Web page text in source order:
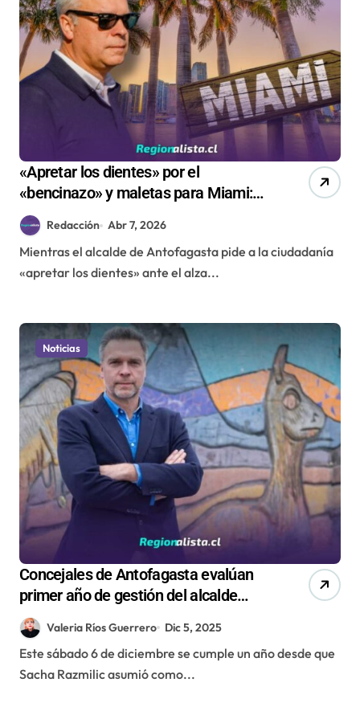
«Apretar los dientes» por el
«bencinazo» y maletas para Miami:
Quinto viaje al extranjero del alcalde
Sacha Razmilic genera polémica
Redacción Abr 7, 2026
Mientras el alcalde de Antofagasta pide a la ciudadanía
«apretar los dientes» ante el alza...
Noticias
Concejales de Antofagasta evalúan
primer año de gestión del alcalde
Sacha Razmilic
Valeria Ríos Guerrero Dic 5, 2025
Este sábado 6 de diciembre se cumple un año desde que
Sacha Razmilic asumió como...